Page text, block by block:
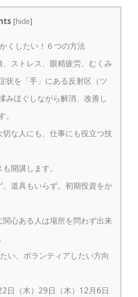
[hide]
くしたい！６つの方法
、ストレス、眼精疲労、むくみ
状を「手」にある反射区（ツ
みほぐしながら解消、改善し
切な人にも、仕事にも役立つ技
開講します。
、道具もいらず。初期投資をか
関心ある人は場所を問わず出来
い、ボランティアしたい方向
日（木）29日（木）12月6日